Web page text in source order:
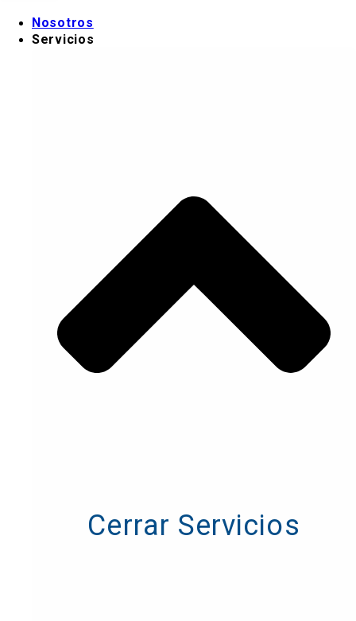
Nosotros
Servicios
Cerrar Servicios